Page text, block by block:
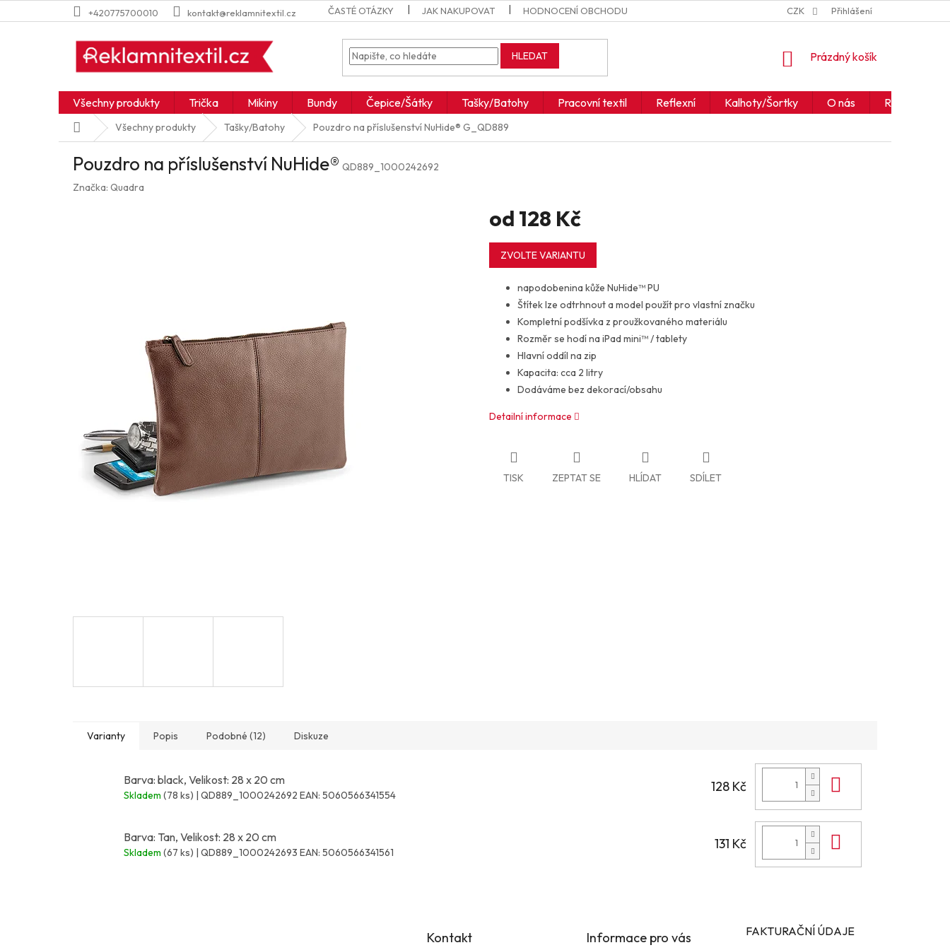
na
+420775700010 kontakt@reklamnitextil.cz ČASTÉ OTÁZKY JAK NAKUPOVAT HODNOCENÍ OBCHODU JAK ČÍST IKONY A SYMBOLY OBCHODNÍ
CZK Přihlášení
HLEDAT
NÁKUPNÍ
Prázdný košík
Všechny produkty Trička Mikiny Bundy Čepice/Šátky Tašky/Batohy Pracovní textil Reflexní Kalhoty/Šortky O nás Realizace
Domů Všechny produkty Tašky/Batohy Pouzdro na příslušenství NuHide® G_QD889
Pouzdro na příslušenství NuHide® QD889_1000242692
Značka: Quadra
od 128 Kč
Měrná
cena:
ZVOLTE VARIANTU
napodobenina kůže NuHide™ PU
Štítek lze odtrhnout a model použít pro vlastní značku
Kompletní podšívka z proužkovaného materiálu
Rozměr se hodí na iPad mini™ / tablety
Hlavní oddíl na zip
Kapacita: cca 2 litry
Dodáváme bez dekorací/obsahu
Detailní informace
TISK ZEPTAT SE HLÍDAT SDÍLET
Varianty Popis Podobné (12) Diskuze
Barva: black, Velikost: 28 x 20 cm
Skladem (78 ks) | QD889_1000242692 EAN: 5060566341554
128 Kč
Barva: Tan, Velikost: 28 x 20 cm
Skladem (67 ks) | QD889_1000242693 EAN: 5060566341561
131 Kč
Kontakt Informace pro vás FAKTURAČNÍ ÚDAJE